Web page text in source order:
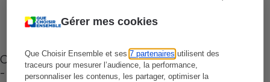
Gérer mes cookies
Que Choisir Ensemble et ses7 partenaires utilisent des
traceurs pour mesurer l’audience, la performance,
personnaliser les contenus, les partager, optimiser la
Cafetière à capsules zéro déchet CoffeeB (vidéo)
- Premières impressions